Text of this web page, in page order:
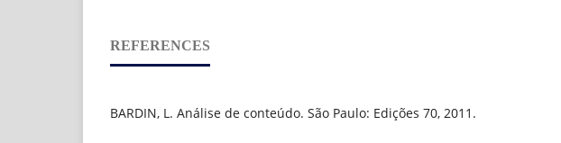
REFERENCES
BARDIN, L. Análise de conteúdo. São Paulo: Edições 70, 2011.